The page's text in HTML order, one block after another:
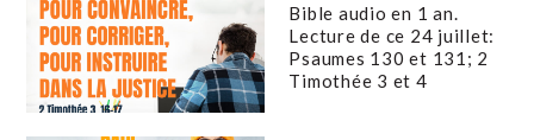
Bible audio en 1 an.
Lecture de ce 24 juillet:
Psaumes 130 et 131; 2
Timothée 3 et 4